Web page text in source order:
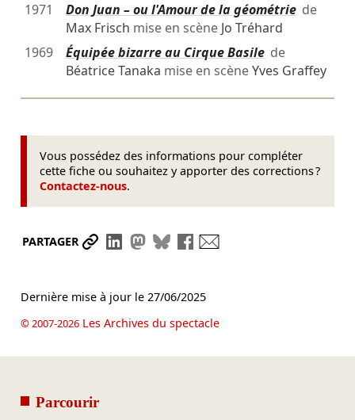
1971
Don Juan – ou l'Amour de la géométriede
Max Frisch mise en scène Jo Tréhard
1969
Équipée bizarre au Cirque Basilede
Béatrice Tanaka mise en scèneYves Graffey
Vous possédez des informations pour compléter
cette fiche ou souhaitez y apporter des corrections ?
Contactez-nous.
PARTAGER Partager le lien
Partager sur LinkedIn
Partager sur Mastodon
Partager sur Bluesky
Partager sur Facebook
Dernière mise à jour le 27/06/2025
© 2007-2026Les Archives du spectacle
Parcourir